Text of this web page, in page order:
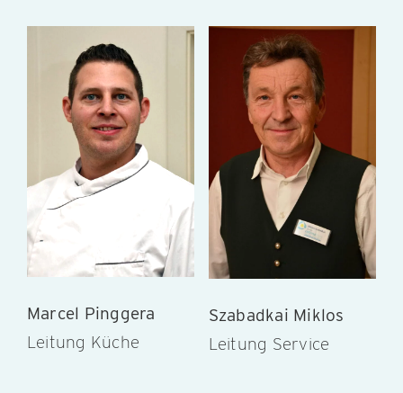
Marcel Pinggera
Leitung Küche
Szabadkai Miklos
Leitung Service